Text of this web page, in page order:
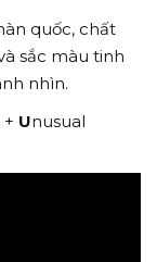
quốc, chất
sắc màu tinh
nhìn.
Unusual